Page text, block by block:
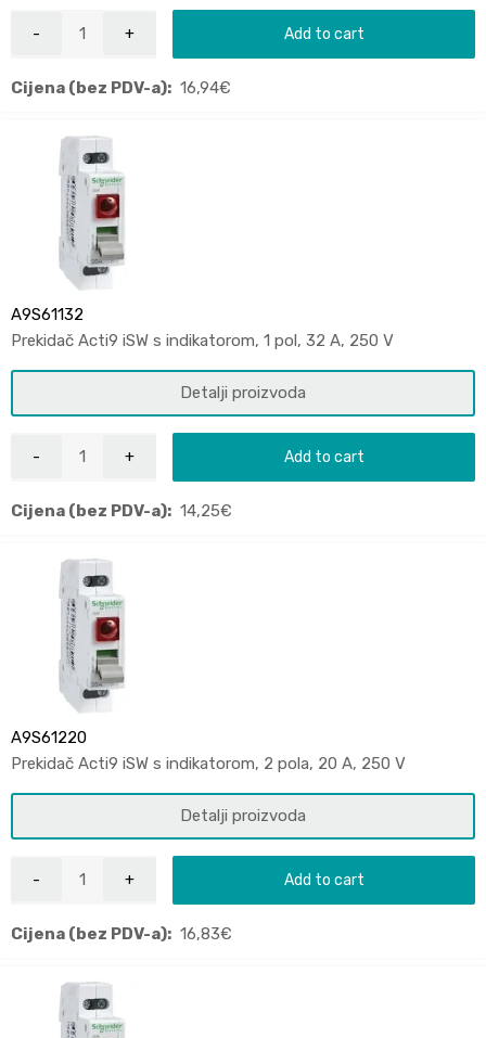
Add to cart
Cijena (bez PDV-a): 16,94€
A9S61132
Prekidač Acti9 iSW s indikatorom, 1 pol, 32 A, 250 V
Detalji proizvoda
Add to cart
Cijena (bez PDV-a): 14,25€
A9S61220
Prekidač Acti9 iSW s indikatorom, 2 pola, 20 A, 250 V
Detalji proizvoda
Add to cart
Cijena (bez PDV-a): 16,83€